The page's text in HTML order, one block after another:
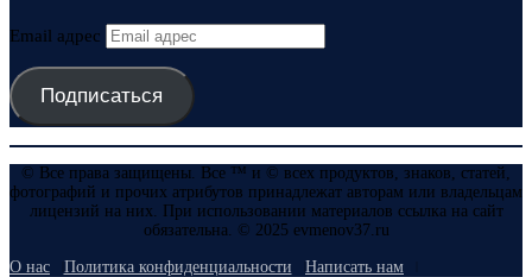
Email адрес
Подписаться
© Все права защищены. Все ™ и © всех продуктов, знаков, статей,
фотографий и прочих атрибутов принадлежат авторам или владельцам
лицензий на них. При использовании материалов ссылка на сайт
обязательна. © 2025 evmenov37.ru
О нас Политика конфиденциальности Написать нам